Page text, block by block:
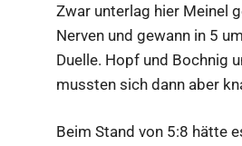
Zwar unterlag hier Meinel
Nerven und gewann in 5
Duelle. Hopf und Bochnig
mussten sich dann aber
Beim Stand von 5:8 hätte